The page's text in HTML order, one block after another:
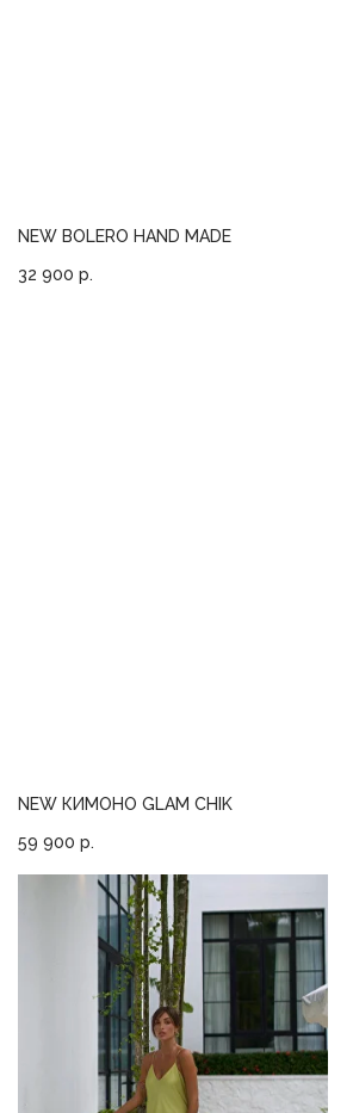
NEW BOLERO HAND MADE
32 900 р.
NEW КИМОНО GLAM CHIK
59 900 р.